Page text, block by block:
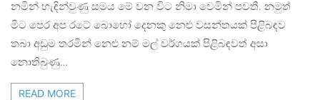
නමින් හැඳින්වුණු සමය මේ වන විට නිමා වෙමින් පවතී. නමුත්
මීට පෙර අප රටේ බොහෝ දෙනකු නෙළු වසන්තයක් පිළිබඳව
තබා අඩුම තරමින් නෙළු නම් මල් වර්ගයක් පිළිබඳවත් අසා
නොතිබුණු…
READ MORE